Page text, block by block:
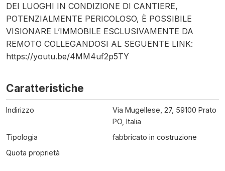
DEI LUOGHI IN CONDIZIONE DI CANTIERE,
POTENZIALMENTE PERICOLOSO, È POSSIBILE
VISIONARE L’IMMOBILE ESCLUSIVAMENTE DA
REMOTO COLLEGANDOSI AL SEGUENTE LINK:
https://youtu.be/4MM4uf2p5TY
Caratteristiche
Indirizzo
Via Mugellese, 27, 59100 Prato
PO, Italia
Tipologia
fabbricato in costruzione
Quota proprietà